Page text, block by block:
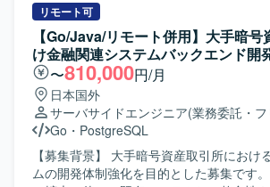
の専門性と市場価値を高められる環境です
ックリードやエンジニアリングマネージ
パスも視野に入れて経験を積んでいただけます。
境】 言語はGoを中心に、インフラには
Cloud（Cloud Run、Cloud Spanner、
用しています。通信にはgRPCとProtocol
CI/CDにはGitHub ActionsとCloud Buildを
構成管理はTerraform、モニタリングは
Cloud Logging、Cloud Trace、分析基盤
Looker Studioを活用しています。AI/LLM
す。アーキテクチャの意図や設計判断をわ
明・展開できる方を歓迎いたします。ト
しながら現実的な意思決定ができる方や、
ら長期運用を見据えた拡張性ある設計がで
いただきたいと考えております。 【ポジションの魅力】 高
トラフィックかつ大量データを扱う人事統
ステムにおいて、アーキテクチャ設計から
一貫して携わることができます。マイクロ
やイベント駆動アーキテクチャなどの先
活用しながら、長期的なプロジェクトに
WebSocketを活用したAPI開発、RDBを用
SQL作成、必要に応じた画面開発まで幅
ます。AWSまたはGCP環境を前提とし、
ールも活用しながらスピード感を持って開
だきます。 【求める人物像】 AIコーディングツールを積極
的に活用しながら開発効率を高めていける
す。業務システム開発において主体的に手
クラウド環境やDB設計にも柔軟に対応で
です。少人数チームでの協調や変化に対
組める方を歓迎いたします。 【ポジションの魅力】 Goを
リモート可
【Go/Java/リモート併用】大手暗号
け金融関連システムバックエンド開
〜810,000円/月
日本国外
サーバサイドエンジニア(業務委託・
Go ・ PostgreSQL
【募集背景】 大手暗号資産取引所におけ
ムの開発体制強化を目的とした募集です